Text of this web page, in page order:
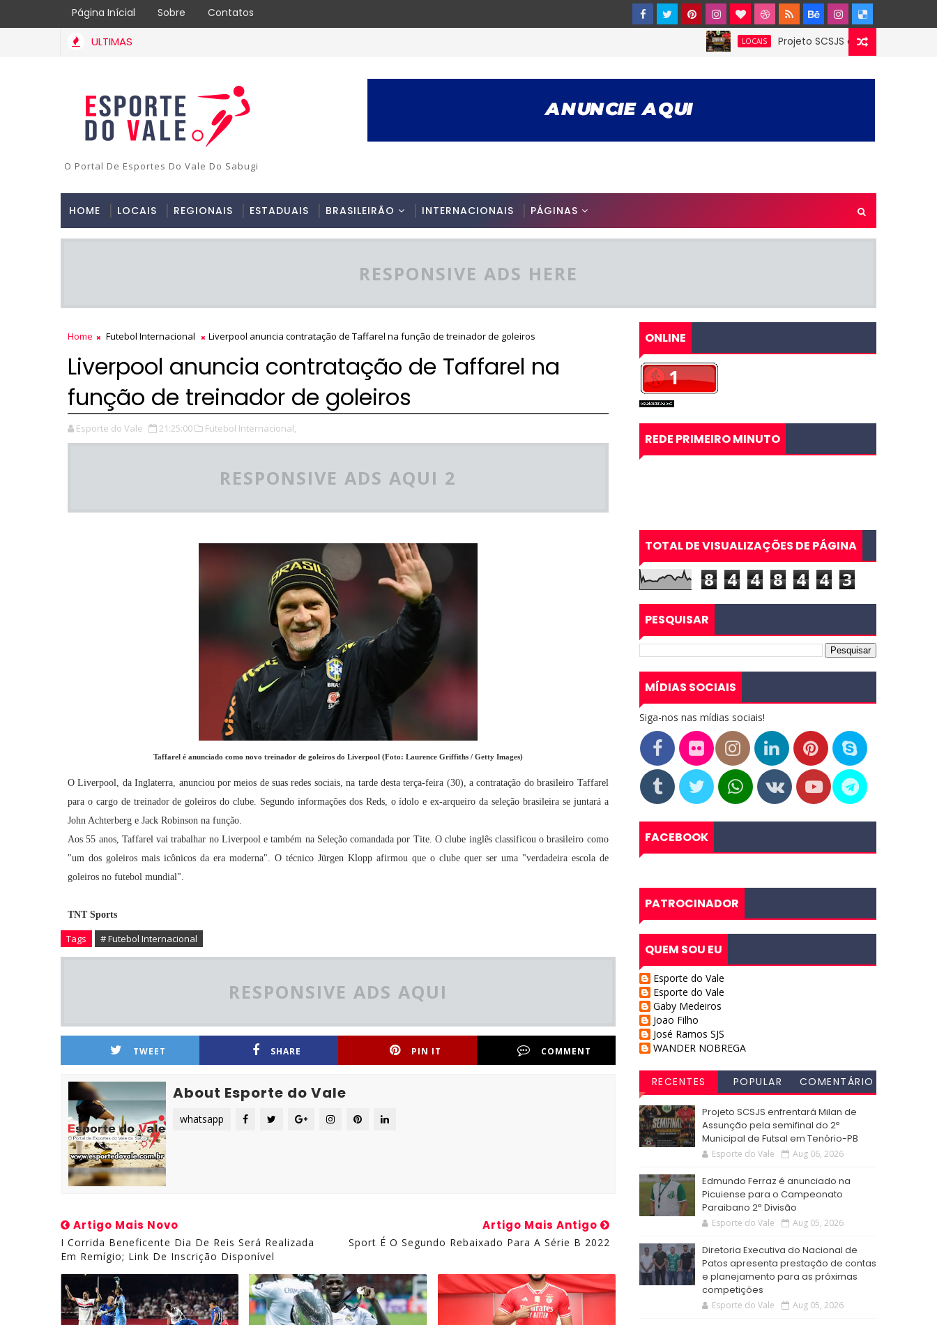
Página Inícial Sobre Contatos
ULTIMAS LOCAIS Projeto SCSJS enfrentará Milan de
O Portal De Esportes Do Vale Do Sabugi
HOME LOCAIS REGIONAIS ESTADUAIS BRASILEIRÃO INTERNACIONAIS PÁGINAS
RESPONSIVE ADS HERE
Home Futebol Internacional Liverpool anuncia contratação de Taffarel na função de treinador de goleiros
Liverpool anuncia contratação de Taffarel na
função de treinador de goleiros
Esporte do Vale 21:25:00 Futebol Internacional,
RESPONSIVE ADS AQUI 2
Taffarel é anunciado como novo treinador de goleiros do Liverpool (Foto: Laurence Griffiths / Getty Images)
O Liverpool, da Inglaterra, anunciou por meios de suas redes sociais, na tarde desta terça-feira (30), a contratação do brasileiro Taffarel
para o cargo de treinador de goleiros do clube. Segundo informações dos Reds, o ídolo e ex-arqueiro da seleção brasileira se juntará a
John Achterberg e Jack Robinson na função.
Aos 55 anos, Taffarel vai trabalhar no Liverpool e também na Seleção comandada por Tite. O clube inglês classificou o brasileiro como
"um dos goleiros mais icônicos da era moderna". O técnico Jürgen Klopp afirmou que o clube quer ser uma "verdadeira escola de
goleiros no futebol mundial".
TNT Sports
Tags # Futebol Internacional
RESPONSIVE ADS AQUI
TWEET SHARE PIN IT COMMENT
About Esporte do Vale
whatsapp
Artigo Mais Novo
I Corrida Beneficente Dia De Reis Será Realizada
Em Remígio; Link De Inscrição Disponível
Artigo Mais Antigo
Sport É O Segundo Rebaixado Para A Série B 2022
ONLINE
REDE PRIMEIRO MINUTO
TOTAL DE VISUALIZAÇÕES DE PÁGINA
8 4 4 8 4 4 3
PESQUISAR
MÍDIAS SOCIAIS
Siga-nos nas mídias sociais!
FACEBOOK
PATROCINADOR
QUEM SOU EU
Esporte do Vale
Esporte do Vale
Gaby Medeiros
Joao Filho
José Ramos SJS
WANDER NOBREGA
RECENTES POPULAR
COMENTÁRIO
Projeto SCSJS enfrentará Milan de
Assunção pela semifinal do 2º
Municipal de Futsal em Tenório-PB
Esporte do Vale Aug 06, 2026
Edmundo Ferraz é anunciado na
Picuiense para o Campeonato
Paraibano 2ª Divisão
Esporte do Vale Aug 05, 2026
Diretoria Executiva do Nacional de
Patos apresenta prestação de contas
e planejamento para as próximas
competições
Esporte do Vale Aug 05, 2026